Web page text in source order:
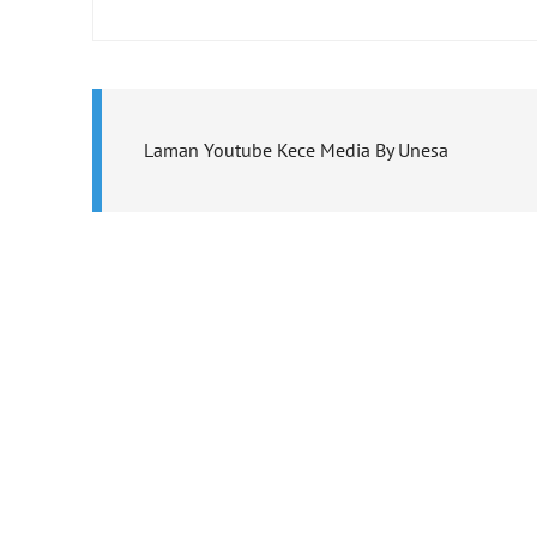
Laman Youtube Kece Media By Unesa